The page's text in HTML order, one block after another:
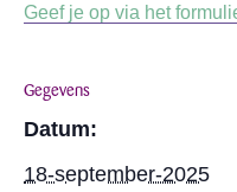
Geef je op via het
Gegevens
Datum:
18-september-2025